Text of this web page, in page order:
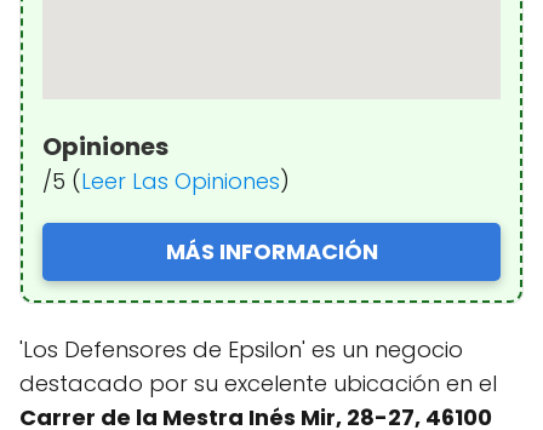
Opiniones
/5 (Leer Las Opiniones)
MÁS INFORMACIÓN
'Los Defensores de Epsilon' es un negocio
destacado por su excelente ubicación en el
Carrer de la Mestra Inés Mir, 28-27, 46100